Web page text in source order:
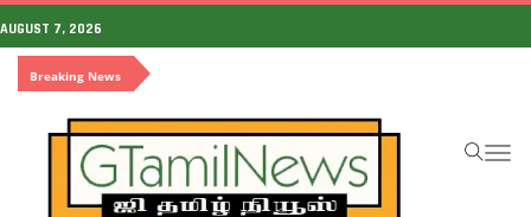
AUGUST 7, 2026
Breaking News